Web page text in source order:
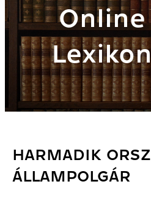
Online
HARMADIK
ÁLLAMPOLGÁR